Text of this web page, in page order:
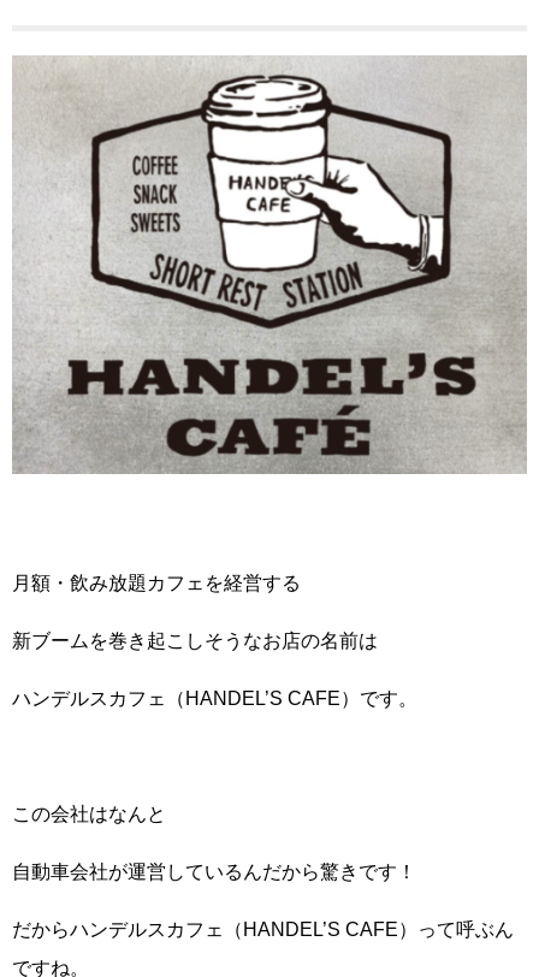
月額・飲み放題カフェを経営する
新ブームを巻き起こしそうなお店の名前は
ハンデルスカフェ（HANDEL’S CAFE）です。
この会社はなんと
自動車会社が運営しているんだから驚きです！
だからハンデルスカフェ（HANDEL’S CAFE）って呼ぶん
ですね。